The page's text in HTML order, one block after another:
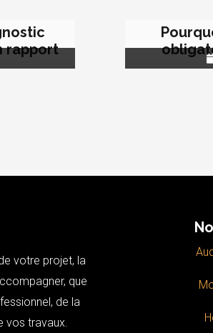
rapport
votre projet, la
que
de la
vos travaux.